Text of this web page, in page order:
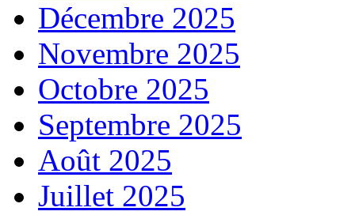
Décembre 2025
Novembre 2025
Octobre 2025
Septembre 2025
Août 2025
Juillet 2025